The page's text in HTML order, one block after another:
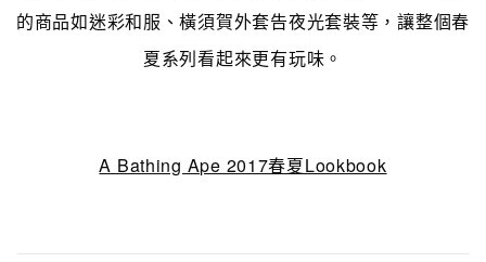
的商品如迷彩和服、橫須賀外套告夜光套裝等，讓整個春
夏系列看起來更有玩味。
A Bathing Ape 2017春夏Lookbook